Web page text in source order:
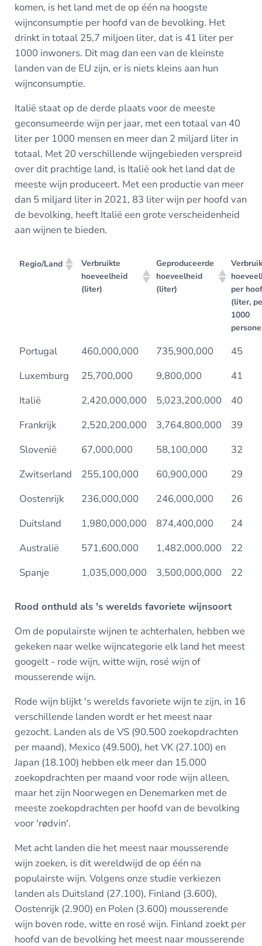
komen, is het land met de op één na hoogste
wijnconsumptie per hoofd van de bevolking. Het
drinkt in totaal 25,7 miljoen liter, dat is 41 liter per
1000 inwoners. Dit mag dan een van de kleinste
landen van de EU zijn, er is niets kleins aan hun
wijnconsumptie.
Italië staat op de derde plaats voor de meeste
geconsumeerde wijn per jaar, met een totaal van 40
liter per 1000 mensen en meer dan 2 miljard liter in
totaal. Met 20 verschillende wijngebieden verspreid
over dit prachtige land, is Italië ook het land dat de
meeste wijn produceert. Met een productie van meer
dan 5 miljard liter in 2021, 83 liter wijn per hoofd van
de bevolking, heeft Italië een grote verscheidenheid
aan wijnen te bieden.
Regio/Land
Verbruikte
hoeveelheid
(liter)
Geproduceerde
hoeveelheid
(liter)
per
(liter,
1000
Portugal 460,000,000 735,900,000
45
Luxemburg
25,700,000 9,800,000
41
Italië
2,420,000,000 5,023,200,000
40
Frankrijk
2,520,200,000 3,764,800,000
39
Slovenië
67,000,000 58,100,000
32
Zwitserland
255,100,000 60,900,000
29
Oostenrijk
236,000,000 246,000,000
26
Duitsland
1,980,000,000 874,400,000
24
Australië
571,600,000 1,482,000,000
22
Spanje
1,035,000,000 3,500,000,000 22
Rood onthuld als 's werelds favoriete wijnsoort
Om de populairste wijnen te achterhalen, hebben we
gekeken naar welke wijncategorie elk land het meest
googelt - rode wijn, witte wijn, rosé wijn of
mousserende wijn.
Rode wijn blijkt 's werelds favoriete wijn te zijn, in 16
verschillende landen wordt er het meest naar
gezocht. Landen als de VS (90.500 zoekopdrachten
per maand), Mexico (49.500), het VK (27.100) en
Japan (18.100) hebben elk meer dan 15.000
zoekopdrachten per maand voor rode wijn alleen,
maar het zijn Noorwegen en Denemarken met de
meeste zoekopdrachten per hoofd van de bevolking
voor 'rødvin'.
Met acht landen die het meest naar mousserende
wijn zoeken, is dit wereldwijd de op één na
populairste wijn. Volgens onze studie verkiezen
landen als Duitsland (27.100), Finland (3.600),
Oostenrijk (2.900) en Polen (3.600) mousserende
wijn boven rode, witte en rosé wijn. Finland zoekt per
hoofd van de bevolking het meest naar mousserende